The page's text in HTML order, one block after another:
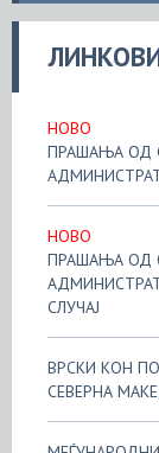
НОВО
ПРАШАЊА ОД
НОВО
ПРАШАЊА ОД
СЛУЧАЈ
ВРСКИ КОН
СЕВЕРНА